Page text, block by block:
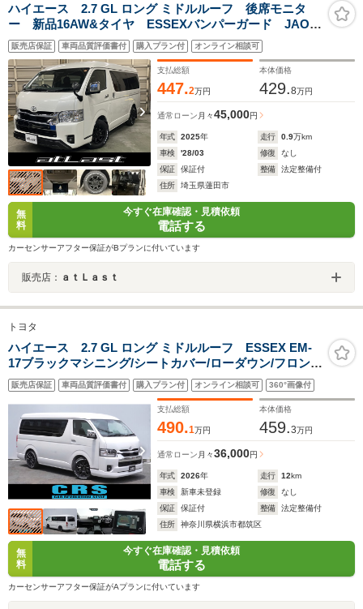
ハイエース 2.7 GL ロング ミドルルーフ 後席モニタ
ー 新品16AW&タイヤ ESSEXバンパーガード JAOS
マッドガード 黒革調シートカバー パワースライドド
ア 純正フルセグナビ パノラミックビュー デジタル
インナーミラー ETC2.0 LEDヘッドライト
販売店保証 車両品質評価書付 購入プラン付 オンライン相談可
支払総額
447.2万円
本体価格
429.8万円
通常ローン 月々45,000円
年式 2025年 走行 0.9万km
車検
'28/03 修復
なし
保証
保証付 整備
法定整備付
住所
埼玉県蓮田市
無
料
今すぐ在庫確認・見積依頼
電話する
カーセンサーアフター保証がBプランに付いています
販売店： ａｔＬａｓｔ
トヨタ
ハイエース 2.7 GL ロング ミドルルーフ ESSEX EM-
17ブラックマシニング/シートカバー/ローダウン/フロント
スポイラー/パノラミックビューモニター/デジタルインナ
ーミラー/パワースライドドア/10人乗り/9型
販売店保証 車両品質評価書付 購入プラン付 オンライン相談可 360°画像付
支払総額
490.1万円
本体価格
459.3万円
通常ローン 月々36,000円
年式 2026年 走行 12km
車検
新車未登録 修復
なし
保証
保証付 整備
法定整備付
住所
神奈川県横浜市都筑区
無
料
今すぐ在庫確認・見積依頼
電話する
カーセンサーアフター保証がAプランに付いています